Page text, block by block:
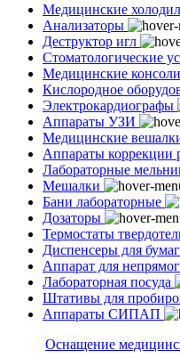
Медицинские
Анализаторы
Деструктор игл
Стоматологические
Медицинские консоли
Кислородное
Электрокардиографы
Аппараты УЗИ
Медицинские
Аппараты коррекции
Лабораторные
Мешалки
Бани лабораторные
Дозаторы
Термостаты
Диспенсеры для
Аппарат для
Лабораторная посуда
Штативы для
Аппараты СИПАП
Оснащение